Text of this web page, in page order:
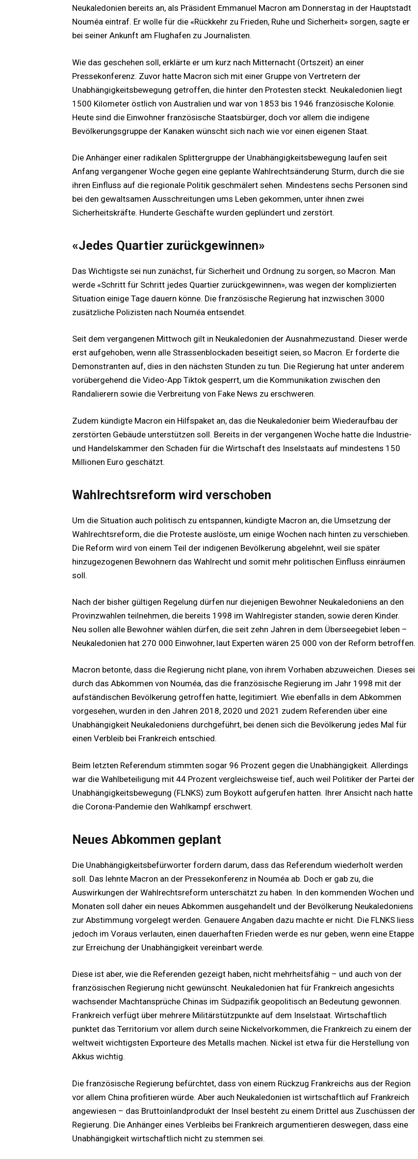
Neukaledonien bereits an, als Präsident Emmanuel Macron am Donnerstag in der Hauptstadt
Nouméa eintraf. Er wolle für die «Rückkehr zu Frieden, Ruhe und Sicherheit» sorgen, sagte er
bei seiner Ankunft am Flughafen zu Journalisten.
Wie das geschehen soll, erklärte er um kurz nach Mitternacht (Ortszeit) an einer
Pressekonferenz. Zuvor hatte Macron sich mit einer Gruppe von Vertretern der
Unabhängigkeitsbewegung getroffen, die hinter den Protesten steckt. Neukaledonien liegt
1500 Kilometer östlich von Australien und war von 1853 bis 1946 französische Kolonie.
Heute sind die Einwohner französische Staatsbürger, doch vor allem die indigene
Bevölkerungsgruppe der Kanaken wünscht sich nach wie vor einen eigenen Staat.
Die Anhänger einer radikalen Splittergruppe der Unabhängigkeitsbewegung laufen seit
Anfang vergangener Woche gegen eine geplante Wahlrechtsänderung Sturm, durch die sie
ihren Einfluss auf die regionale Politik geschmälert sehen. Mindestens sechs Personen sind
bei den gewaltsamen Ausschreitungen ums Leben gekommen, unter ihnen zwei
Sicherheitskräfte. Hunderte Geschäfte wurden geplündert und zerstört.
«Jedes Quartier zurückgewinnen»
Das Wichtigste sei nun zunächst, für Sicherheit und Ordnung zu sorgen, so Macron. Man
werde «Schritt für Schritt jedes Quartier zurückgewinnen», was wegen der komplizierten
Situation einige Tage dauern könne. Die französische Regierung hat inzwischen 3000
zusätzliche Polizisten nach Nouméa entsendet.
Seit dem vergangenen Mittwoch gilt in Neukaledonien der Ausnahmezustand. Dieser werde
erst aufgehoben, wenn alle Strassenblockaden beseitigt seien, so Macron. Er forderte die
Demonstranten auf, dies in den nächsten Stunden zu tun. Die Regierung hat unter anderem
vorübergehend die Video-App Tiktok gesperrt, um die Kommunikation zwischen den
Randalierern sowie die Verbreitung von Fake News zu erschweren.
Zudem kündigte Macron ein Hilfspaket an, das die Neukaledonier beim Wiederaufbau der
zerstörten Gebäude unterstützen soll. Bereits in der vergangenen Woche hatte die Industrie-
und Handelskammer den Schaden für die Wirtschaft des Inselstaats auf mindestens 150
Millionen Euro geschätzt.
Wahlrechtsreform wird verschoben
Um die Situation auch politisch zu entspannen, kündigte Macron an, die Umsetzung der
Wahlrechtsreform, die die Proteste auslöste, um einige Wochen nach hinten zu verschieben.
Die Reform wird von einem Teil der indigenen Bevölkerung abgelehnt, weil sie später
hinzugezogenen Bewohnern das Wahlrecht und somit mehr politischen Einfluss einräumen
soll.
Nach der bisher gültigen Regelung dürfen nur diejenigen Bewohner Neukaledoniens an den
Provinzwahlen teilnehmen, die bereits 1998 im Wahlregister standen, sowie deren Kinder.
Neu sollen alle Bewohner wählen dürfen, die seit zehn Jahren in dem Überseegebiet leben –
Neukaledonien hat 270 000 Einwohner, laut Experten wären 25 000 von der Reform betroffen.
Macron betonte, dass die Regierung nicht plane, von ihrem Vorhaben abzuweichen. Dieses sei
durch das Abkommen von Nouméa, das die französische Regierung im Jahr 1998 mit der
aufständischen Bevölkerung getroffen hatte, legitimiert. Wie ebenfalls in dem Abkommen
vorgesehen, wurden in den Jahren 2018, 2020 und 2021 zudem Referenden über eine
Unabhängigkeit Neukaledoniens durchgeführt, bei denen sich die Bevölkerung jedes Mal für
einen Verbleib bei Frankreich entschied.
Beim letzten Referendum stimmten sogar 96 Prozent gegen die Unabhängigkeit. Allerdings
war die Wahlbeteiligung mit 44 Prozent vergleichsweise tief, auch weil Politiker der Partei der
Unabhängigkeitsbewegung (FLNKS) zum Boykott aufgerufen hatten. Ihrer Ansicht nach hatte
die Corona-Pandemie den Wahlkampf erschwert.
Neues Abkommen geplant
Die Unabhängigkeitsbefürworter fordern darum, dass das Referendum wiederholt werden
soll. Das lehnte Macron an der Pressekonferenz in Nouméa ab. Doch er gab zu, die
Auswirkungen der Wahlrechtsreform unterschätzt zu haben. In den kommenden Wochen und
Monaten soll daher ein neues Abkommen ausgehandelt und der Bevölkerung Neukaledoniens
zur Abstimmung vorgelegt werden. Genauere Angaben dazu machte er nicht. Die FLNKS liess
jedoch im Voraus verlauten, einen dauerhaften Frieden werde es nur geben, wenn eine Etappe
zur Erreichung der Unabhängigkeit vereinbart werde.
Diese ist aber, wie die Referenden gezeigt haben, nicht mehrheitsfähig – und auch von der
französischen Regierung nicht gewünscht. Neukaledonien hat für Frankreich angesichts
wachsender Machtansprüche Chinas im Südpazifik geopolitisch an Bedeutung gewonnen.
Frankreich verfügt über mehrere Militärstützpunkte auf dem Inselstaat. Wirtschaftlich
punktet das Territorium vor allem durch seine Nickelvorkommen, die Frankreich zu einem der
weltweit wichtigsten Exporteure des Metalls machen. Nickel ist etwa für die Herstellung von
Akkus wichtig.
Die französische Regierung befürchtet, dass von einem Rückzug Frankreichs aus der Region
vor allem China profitieren würde. Aber auch Neukaledonien ist wirtschaftlich auf Frankreich
angewiesen – das Bruttoinlandprodukt der Insel besteht zu einem Drittel aus Zuschüssen der
Regierung. Die Anhänger eines Verbleibs bei Frankreich argumentieren deswegen, dass eine
Unabhängigkeit wirtschaftlich nicht zu stemmen sei.